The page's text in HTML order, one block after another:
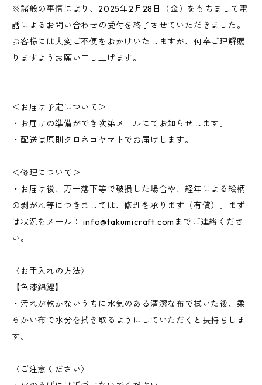
※諸般の事情により、2025年2月28日（金）をもちまして電
話によるお問い合わせの受付を終了させていただきました。
お客様には大変ご不便をおかけいたしますが、何卒ご理解賜
りますようお願い申し上げます。
＜お届け予定について＞
・お届けの準備ができ次第メールにてお知らせします。
・配送は原則クロネコヤマトでお届けします。
＜修理について＞
・お届け後、万一落下等で破損した場合や、経年による絵柄
の剥がれ等につきましては、修理を承ります（有償）。まず
は状況をメール：info@takumicraft.com までご連絡くださ
い。
〈お手入れの方法〉
【色漆錦鯉】
・汚れが乾かないうちに水気のある清潔な布で拭いた後、柔
らかい布で水分を拭き取るようにしていただくと長持ちしま
す。
〈ご注意ください〉